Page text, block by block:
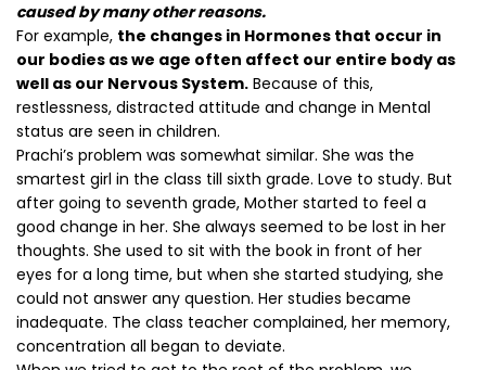
caused by many other reasons.
For example, the changes in Hormones that occur in
our bodies as we age often affect our entire body as
well as our Nervous System. Because of this,
restlessness, distracted attitude and change in Mental
status are seen in children.
Prachi’s problem was somewhat similar. She was the
smartest girl in the class till sixth grade. Love to study. But
after going to seventh grade, Mother started to feel a
good change in her. She always seemed to be lost in her
thoughts. She used to sit with the book in front of her
eyes for a long time, but when she started studying, she
could not answer any question. Her studies became
inadequate. The class teacher complained, her memory,
concentration all began to deviate.